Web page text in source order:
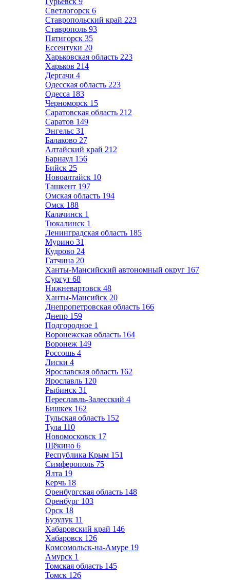
Светлогорск 6
Ставропольский край 223
Ставрополь 93
Пятигорск 35
Ессентуки 20
Харьковская область 223
Харьков 214
Дергачи 4
Одесская область 223
Одесса 183
Черноморск 15
Саратовская область 212
Саратов 149
Энгельс 31
Балаково 27
Алтайский край 212
Барнаул 156
Бийск 25
Новоалтайск 10
Ташкент 197
Омская область 194
Омск 188
Калачинск 1
Тюкалинск 1
Ленинградская область 185
Мурино 31
Кудрово 24
Гатчина 20
Ханты-Мансийский автономный округ 167
Сургут 68
Нижневартовск 48
Ханты-Мансийск 20
Днепропетровская область 166
Днепр 159
Подгородное 1
Воронежская область 164
Воронеж 149
Россошь 4
Лиски 4
Ярославская область 162
Ярославль 120
Рыбинск 31
Переславль-Залесский 4
Бишкек 162
Тульская область 152
Тула 110
Новомосковск 17
Щёкино 6
Республика Крым 151
Симферополь 75
Ялта 19
Керчь 18
Оренбургская область 148
Оренбург 103
Орск 18
Бузулук 11
Хабаровский край 146
Хабаровск 126
Комсомольск-на-Амуре 19
Амурск 1
Томская область 145
Томск 126